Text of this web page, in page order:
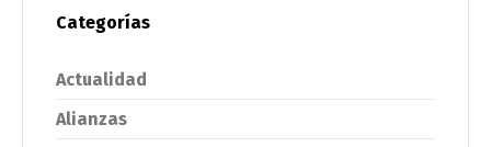
Categorías
Actualidad
Alianzas